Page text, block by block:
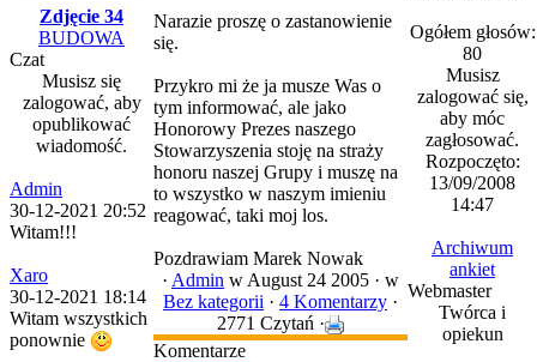
Zdjęcie 34
BUDOWA
Czat
Musisz się
zalogować, aby
opublikować
wiadomość.
Admin
30-12-2021 20:52
Witam!!!
Xaro
30-12-2021 18:14
Witam wszystkich
ponownie
Narazie proszę o zastanowienie
się.
Przykro mi że ja musze Was o
tym informować, ale jako
Honorowy Prezes naszego
Stowarzyszenia stoję na straży
honoru naszej Grupy i muszę na
to wszystko w naszym imieniu
reagować, taki moj los.
Pozdrawiam Marek Nowak
· Admin w August 24 2005 · w
Bez kategorii · 4 Komentarzy ·
2771 Czytań ·
Komentarze
Ogółem głosów:
80
Musisz
zalogować się,
aby móc
zagłosować.
Rozpoczęto:
13/09/2008
14:47
Archiwum
ankiet
Webmaster
Twórca i
opiekun